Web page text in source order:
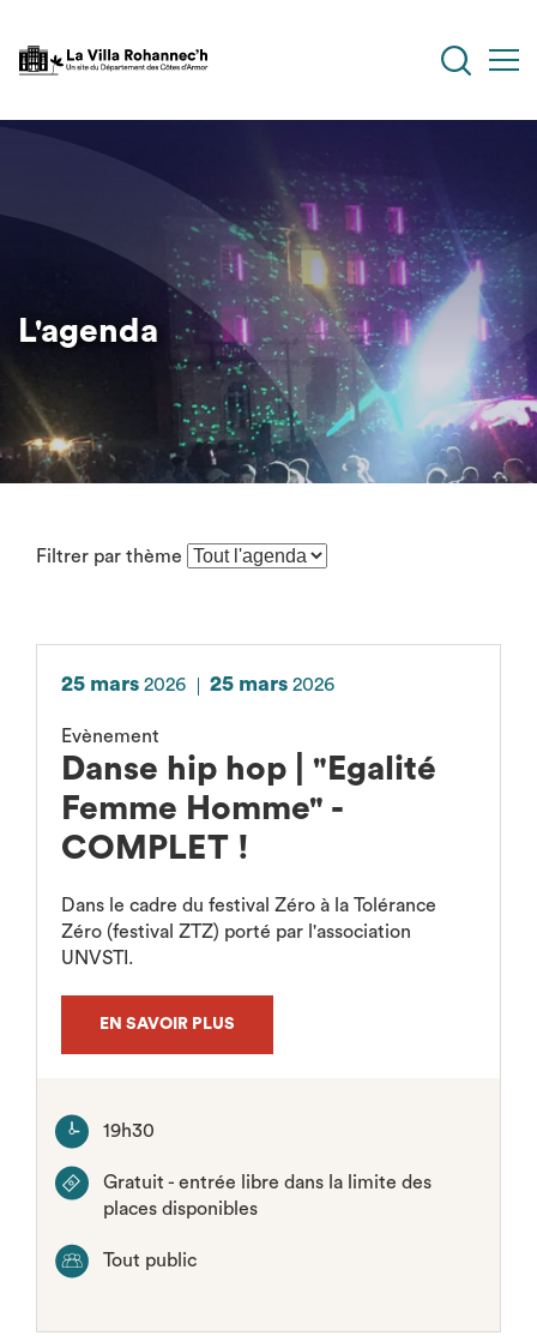
principal
L'agenda
Filtrer par thème
(rechargement
sélection)
25 mars 2026 25 mars 2026
Evènement
Danse hip hop | "Egalité
Femme Homme" -
COMPLET !
Dans le cadre du festival Zéro à la Tolérance
Zéro (festival ZTZ) porté par l'association
UNVSTI.
EN SAVOIR PLUS
19h30
Gratuit - entrée libre dans la limite des
places disponibles
Tout public